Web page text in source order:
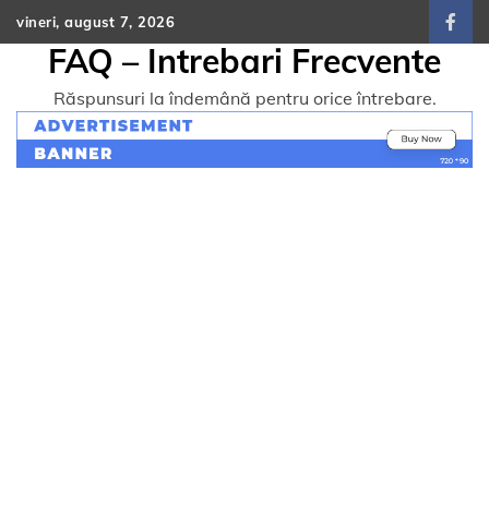
Skip
to
content
vineri, august 7, 2026
FAQ – Intrebari Frecvente
Răspunsuri la îndemână pentru orice întrebare.